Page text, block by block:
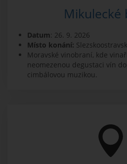
Mikulecké
Datum: 26. 9. 2026
Místo konání:
Moravské vinobraní, kde
neomezenou degustaci vín
cimbálovou muzikou.